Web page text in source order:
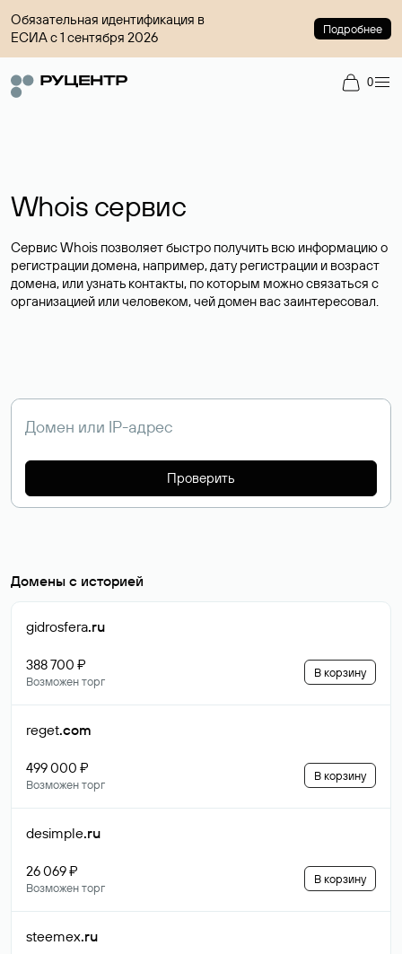
Обязательная идентификация в
ЕСИА с 1 сентября 2026
Подробнее
0
Whois сервис
Сервис Whois позволяет быстро получить всю информацию о
регистрации домена, например, дату регистрации и возраст
домена, или узнать контакты, по которым можно связаться с
организацией или человеком, чей домен вас заинтересовал.
Проверить
Домены с историей
gidrosfera.ru
388 700 ₽
Возможен торг
В корзину
reget.com
499 000 ₽
Возможен торг
В корзину
desimple.ru
26 069 ₽
Возможен торг
В корзину
steemex.ru